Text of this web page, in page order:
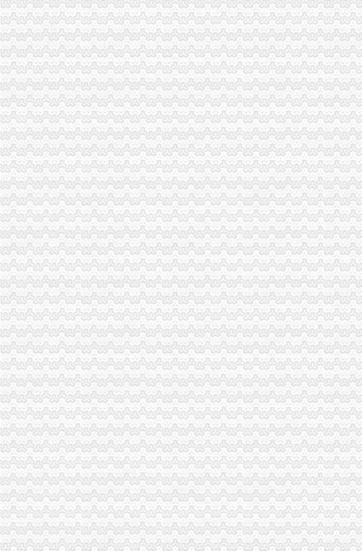
丹地税局2011年8月份《涉税信息月报》
台州市路桥区人民办公室关于印发2014年度镇（街道）“个转企”
分类广告_新浪新闻
合肥新桥机场高速公路监控管理中心泳池设备采购及安装招标第一阶段
【财务会计】-起点8
中国常州高新区-【个管办】上下联动对新景一期商铺开展户管巡查工作
广东省网上办事大厅深圳市宝安分厅
两年开四家分店几千元办起家政公司（2）-理财频道-和讯网
温州公司营业执照、税务登记证代办等-温州58同城
寿县人民信息公开网
株洲市国家税务局门户网站